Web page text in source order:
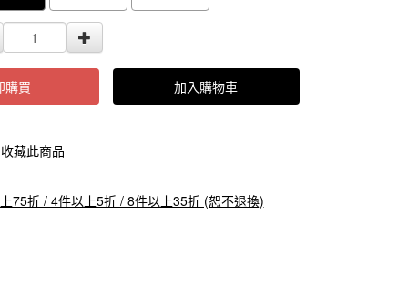
購買 加入購物車
收藏此商品
75折 / 4件以上5折 / 8件以上35折 (恕不退換)